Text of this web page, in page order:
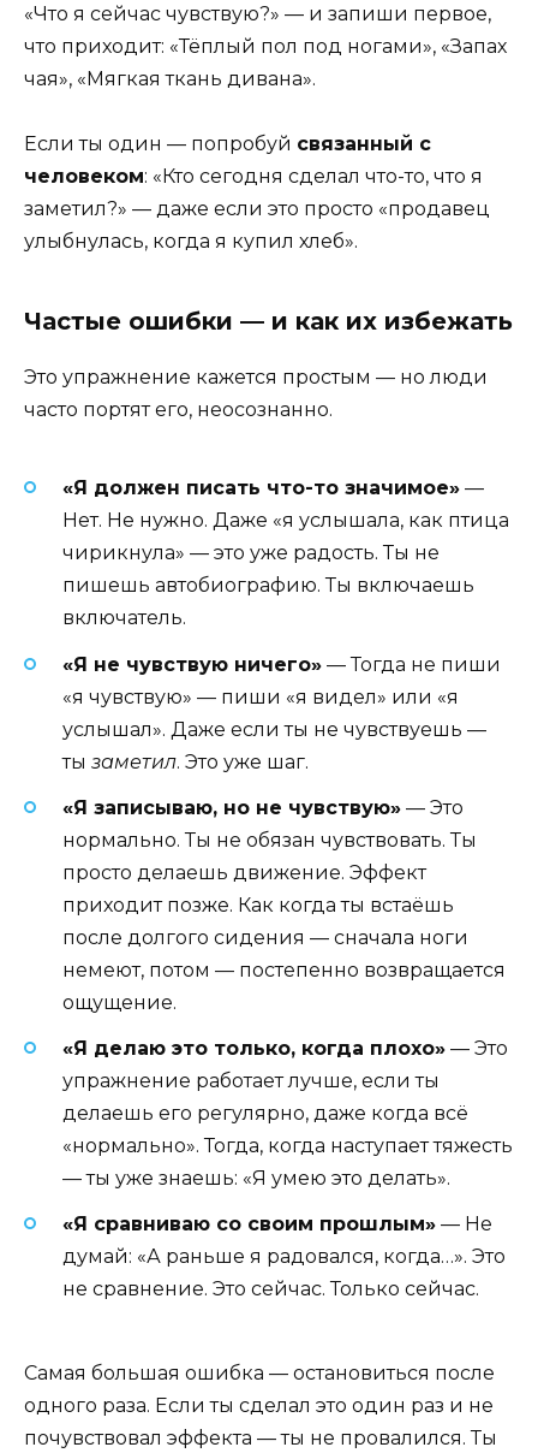
«Что я сейчас чувствую?» — и запиши первое,
что приходит: «Тёплый пол под ногами», «Запах
чая», «Мягкая ткань дивана».
Если ты один — попробуй связанный с
человеком: «Кто сегодня сделал что-то, что я
заметил?» — даже если это просто «продавец
улыбнулась, когда я купил хлеб».
Частые ошибки — и как их избежать
Это упражнение кажется простым — но люди
часто портят его, неосознанно.
«Я должен писать что-то значимое» —
Нет. Не нужно. Даже «я услышала, как птица
чирикнула» — это уже радость. Ты не
пишешь автобиографию. Ты включаешь
включатель.
«Я не чувствую ничего» — Тогда не пиши
«я чувствую» — пиши «я видел» или «я
услышал». Даже если ты не чувствуешь —
ты заметил. Это уже шаг.
«Я записываю, но не чувствую» — Это
нормально. Ты не обязан чувствовать. Ты
просто делаешь движение. Эффект
приходит позже. Как когда ты встаёшь
после долгого сидения — сначала ноги
немеют, потом — постепенно возвращается
ощущение.
«Я делаю это только, когда плохо» — Это
упражнение работает лучше, если ты
делаешь его регулярно, даже когда всё
«нормально». Тогда, когда наступает тяжесть
— ты уже знаешь: «Я умею это делать».
«Я сравниваю со своим прошлым» — Не
думай: «А раньше я радовался, когда…». Это
не сравнение. Это сейчас. Только сейчас.
Самая большая ошибка — остановиться после
одного раза. Если ты сделал это один раз и не
почувствовал эффекта — ты не провалился. Ты